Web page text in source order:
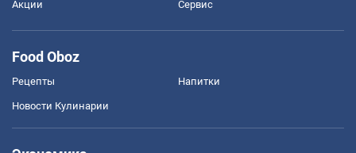
Акции Сервис
Food Oboz
Рецепты Напитки
Новости Кулинарии